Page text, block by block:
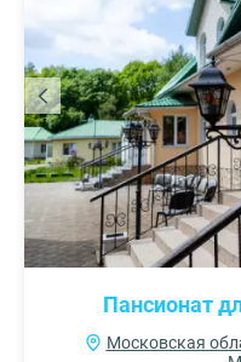
Пансионат
Московская